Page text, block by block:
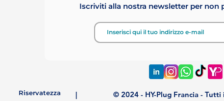
dell'innovazione nella
nel
Iscriviti alla nostra newsletter per non
Riservatezza | © 2024 - HY-Plug Francia -